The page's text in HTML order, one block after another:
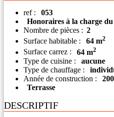
ref :
053
Honoraires à la charge
Nombre de pièces : 2
Surface habitable :
64 m2
Surface carrez : 64 m2
Type de cuisine :
aucune
Type de chauffage :
Année de construction :
Terrasse
DESCRIPTIF